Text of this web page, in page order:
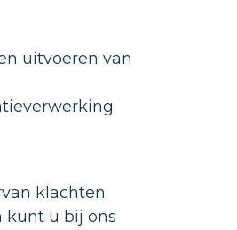
uitvoeren van
klachten
kunt u bij ons